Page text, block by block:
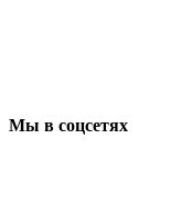
Мы в соцсетях